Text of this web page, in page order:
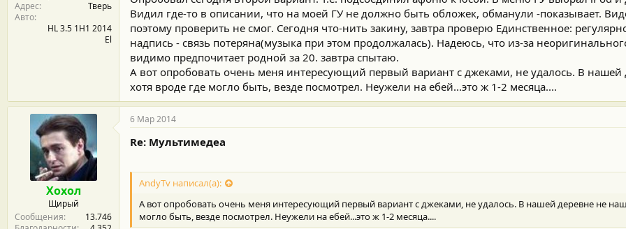
Адрес
Тверь
Авто
HL 3.5 1H1 2014
El
Видил где-то в описании, что на моей ГУ не должно быть обложек, обманули -показывает.
поэтому проверить не смог. Сегодня что-нить закину, завтра проверю Единственное:
надпись - связь потеряна(музыка при этом продолжалась). Надеюсь, что из-за
видимо предпочитает родной за 20. завтра спытаю.
А вот опробовать очень меня интересующий первый вариант с джеками, не удалось. В нашей
хотя вроде где могло быть, везде посмотрел. Неужели на ебей...это ж 1-2 месяца....
Хохол
Щирый
Сообщения
13.746
6 Мар 2014
Re: Мультимедеа
AndyTv написал(а):
А вот опробовать очень меня интересующий первый вариант с джеками, не удалось. В нашей деревне не
могло быть, везде посмотрел. Неужели на ебей...это ж 1-2 месяца....